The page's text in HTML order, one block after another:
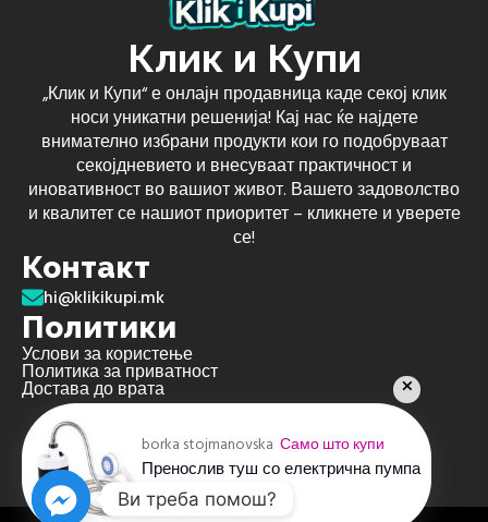
Клик и Купи
„Клик и Купи“ е онлајн продавница каде секој клик
носи уникатни решенија! Кај нас ќе најдете
внимателно избрани продукти кои го подобруваат
секојдневието и внесуваат практичност и
иновативност во вашиот живот. Вашето задоволство
и квалитет се нашиот приоритет – кликнете и уверете
се!
Контакт
hi@klikikupi.mk
Политики
Услови за користење
Политика за приватност
Достава до врата
Ви треба помош?
borka stojmanovska Само што купи
Пренослив туш со електрична пумпа
пред 4 недели